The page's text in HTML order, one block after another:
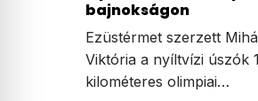
bajnokságon
Ezüstérmet szerzett
Viktória a nyíltvízi úszók
kilométeres olimpiai…